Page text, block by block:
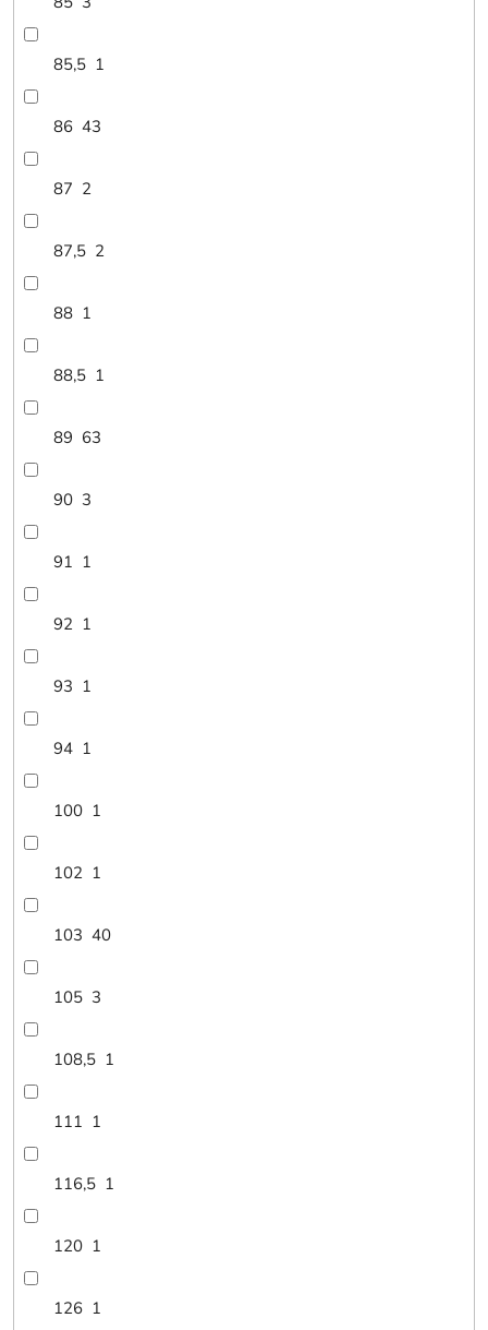
85,5 1
86 43
87 2
87,5 2
88 1
88,5 1
89 63
90 3
91 1
92 1
93 1
94 1
100 1
102 1
103 40
105 3
108,5 1
111 1
116,5 1
120 1
126 1